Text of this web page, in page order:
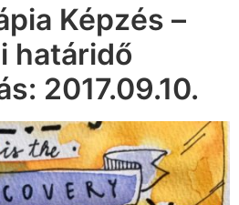
Képzés –
határidő
2017.09.10.